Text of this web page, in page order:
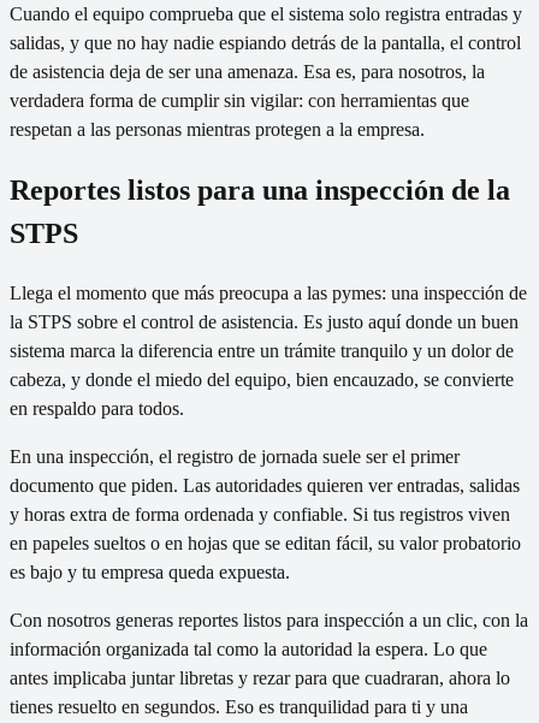
Cuando el equipo comprueba que el sistema solo registra entradas y
salidas, y que no hay nadie espiando detrás de la pantalla, el control
de asistencia deja de ser una amenaza. Esa es, para nosotros, la
verdadera forma de cumplir sin vigilar: con herramientas que
respetan a las personas mientras protegen a la empresa.
Reportes listos para una inspección de la
STPS
Llega el momento que más preocupa a las pymes: una inspección de
la STPS sobre el control de asistencia. Es justo aquí donde un buen
sistema marca la diferencia entre un trámite tranquilo y un dolor de
cabeza, y donde el miedo del equipo, bien encauzado, se convierte
en respaldo para todos.
En una inspección, el registro de jornada suele ser el primer
documento que piden. Las autoridades quieren ver entradas, salidas
y horas extra de forma ordenada y confiable. Si tus registros viven
en papeles sueltos o en hojas que se editan fácil, su valor probatorio
es bajo y tu empresa queda expuesta.
Con nosotros generas reportes listos para inspección a un clic, con la
información organizada tal como la autoridad la espera. Lo que
antes implicaba juntar libretas y rezar para que cuadraran, ahora lo
tienes resuelto en segundos. Eso es tranquilidad para ti y una